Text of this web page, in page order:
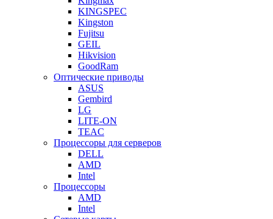
KINGSPEC
Kingston
Fujitsu
GEIL
Hikvision
GoodRam
Оптические приводы
ASUS
Gembird
LG
LITE-ON
TEAC
Процессоры для серверов
DELL
AMD
Intel
Процессоры
AMD
Intel